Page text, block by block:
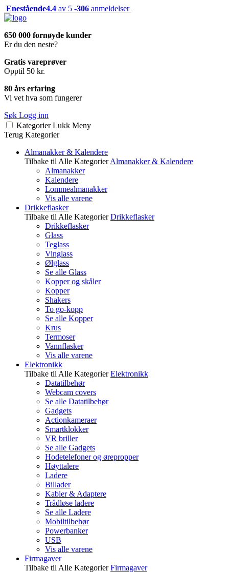
Enestående4.4 av 5 -306 anmeldelser
650 000 fornøyde kunder
Er du den neste?
Gratis vareprøver
Opptil 50 kr.
80 års erfaring
Vi vet hva som fungerer
Søk Logg inn
Kategorier Lukk Meny
Terug Kategorier
Almanakker & Kalendere
Tilbake til Alle Kategorier Almanakker & Kalendere
Almanakker
Kalendere
Lommealmanakker
Vis alle varene
Drikkeflasker
Tilbake til Alle Kategorier Drikkeflasker
Drikkeflasker
Glass
Teglass
Vinglass
Ølglass
Se alle Glass
Kopper og skåler
Kopper
Shakers
To go-kopp
Se alle Kopper
Krus
Termoser
Vannflasker
Vis alle varene
Elektronikk
Tilbake til Alle Kategorier Elektronikk
Datatilbehør
Webcam covers
Se alle Datatilbehør
Gadgets
Actionkameraer
Smartklokker
VR briller
Se alle Gadgets
Hodetelefoner og ørepropper
Høyttalere
Ladere
Billader
Kabler & Adaptere
Trådløse ladere
Se alle Ladere
Mobiltilbehør
Powerbanker
USB
Vis alle varene
Firmagaver
Tilbake til Alle Kategorier Firmagaver